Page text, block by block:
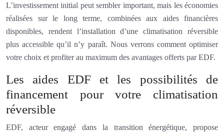
L’investissement initial peut sembler important, mais les économies
réalisées sur le long terme, combinées aux aides financières
disponibles, rendent l’installation d’une climatisation réversible
plus accessible qu’il n’y paraît. Nous verrons comment optimiser
votre choix et profiter au maximum des avantages offerts par EDF.
Les aides EDF et les possibilités de
financement pour votre climatisation
réversible
EDF, acteur engagé dans la transition énergétique, propose